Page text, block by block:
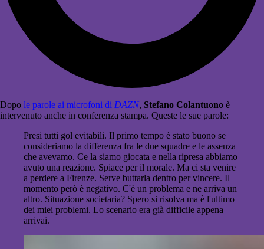
Dopo le parole ai microfoni di DAZN, Stefano Colantuono è
intervenuto anche in conferenza stampa. Queste le sue parole:
Presi tutti gol evitabili. Il primo tempo è stato buono se
consideriamo la differenza fra le due squadre e le assenza
che avevamo. Ce la siamo giocata e nella ripresa abbiamo
avuto una reazione. Spiace per il morale. Ma ci sta venire
a perdere a Firenze. Serve buttarla dentro per vincere. Il
momento però è negativo. C'è un problema e ne arriva un
altro. Situazione societaria? Spero si risolva ma è l'ultimo
dei miei problemi. Lo scenario era già difficile appena
arrivai.